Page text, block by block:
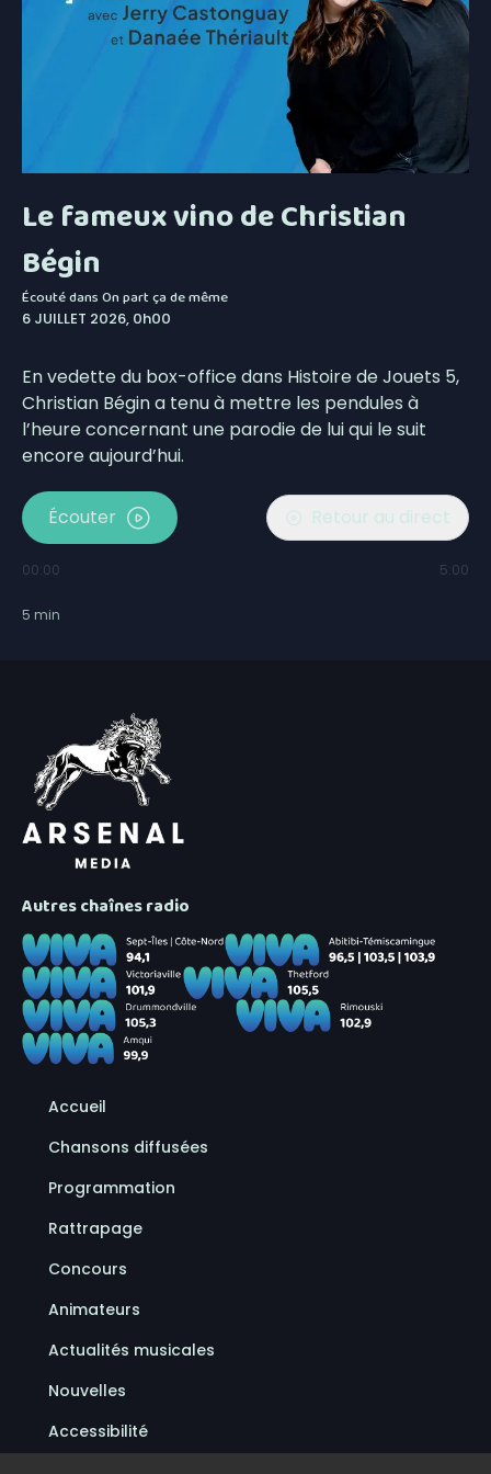
Le fameux vino de Christian
Bégin
Écouté dansOn part ça de même
6 JUILLET 2026, 0h00
En vedette du box-office dans Histoire de Jouets 5,
Christian Bégin a tenu à mettre les pendules à
l’heure concernant une parodie de lui qui le suit
encore aujourd’hui.
Écouter Retour au direct
00:00 5:00
5 min
Autres chaînes radio
Accueil
Chansons diffusées
Programmation
Rattrapage
Concours
Animateurs
Actualités musicales
Nouvelles
Accessibilité